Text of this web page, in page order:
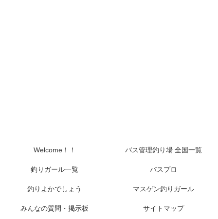
Welcome！！ バス管理釣り場 全国一覧
釣りガール一覧 バスプロ
釣りよかでしょう マスゲン釣りガール
みんなの質問・掲示板 サイトマップ